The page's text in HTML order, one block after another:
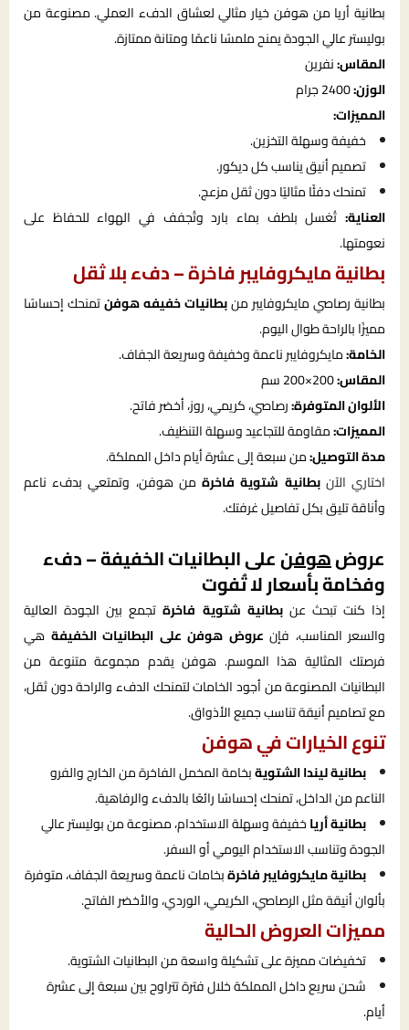
بطانية أريا من هوفن خيار مثالي لعشاق الدفء العملي. مصنوعة من
بوليستر عالي الجودة يمنح ملمسًا ناعمًا ومتانة ممتازة.
المقاس:نفرين
الوزن:
المميزات:
خفيفة وسهلة التخزين.
تصميم أنيق يناسب كل ديكور.
تمنحك دفئًا مثاليًا دون ثقل مزعج.
العناية: تُغسل بلطف بماء بارد وتُجفف في الهواء للحفاظ على
نعومتها.
بطانية مايكروفايبر فاخرة – دفء بلا ثقل
بطانية رصاصي مايكروفايبر منبطانيات خفيفه هوفنتمنحك إحساسًا
مميزًا بالراحة طوال اليوم.
الخامة:مايكروفايبر ناعمة وخفيفة وسريعة الجفاف.
المقاس:
الألوان المتوفرة:رصاصي، كريمي، روز، أخضر فاتح.
المميزات:مقاومة للتجاعيد وسهلة التنظيف.
مدة التوصيل:من سبعة إلى عشرة أيام داخل المملكة.
اختاري الآنبطانية شتوية فاخرةمن هوفن، وتمتعي بدفء ناعم
وأناقة تليق بكل تفاصيل غرفتك.
عروضهوفنعلى البطانيات الخفيفة – دفء
وفخامة بأسعار لا تُفوت
إذا كنت تبحث عنبطانية شتوية فاخرةتجمع بين الجودة العالية
والسعر المناسب، فإن عروض هوفن على البطانيات الخفيفة هي
فرصتك المثالية هذا الموسم. هوفن يقدم مجموعة متنوعة من
البطانيات المصنوعة من أجود الخامات لتمنحك الدفء والراحة دون ثقل،
مع تصاميم أنيقة تناسب جميع الأذواق.
تنوع الخيارات في هوفن
بطانية ليندا الشتويةبخامة المخمل الفاخرة من الخارج والفرو
الناعم من الداخل، تمنحك إحساسًا رائعًا بالدفء والرفاهية.
بطانية أرياخفيفة وسهلة الاستخدام، مصنوعة من بوليستر عالي
الجودة وتناسب الاستخدام اليومي أو السفر.
بطانية مايكروفايبر فاخرةبخامات ناعمة وسريعة الجفاف، متوفرة
بألوان أنيقة مثل الرصاصي، الكريمي، الوردي، والأخضر الفاتح.
مميزات العروض الحالية
تخفيضات مميزة على تشكيلة واسعة من البطانيات الشتوية.
شحن سريع داخل المملكة خلال فترة تتراوح بين سبعة إلى عشرة
أيام.